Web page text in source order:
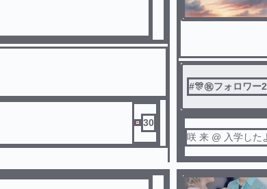
30
#🎊㊗フォロワー
咲 来 @ 入学した